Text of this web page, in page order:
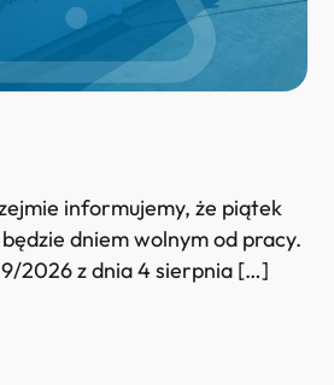
informujemy, że piątek
dniem wolnym od pracy.
2026 z dnia 4 sierpnia […]